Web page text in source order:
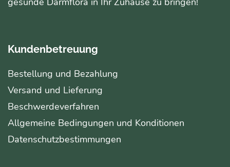
Kundenbetreuung
Bestellung und Bezahlung
Versand und Lieferung
Beschwerdeverfahren
Allgemeine Bedingungen und Konditionen
Datenschutzbestimmungen